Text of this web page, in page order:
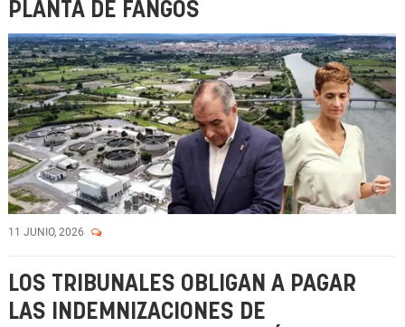
PLANTA DE FANGOS
11 JUNIO, 2026
LOS TRIBUNALES OBLIGAN A PAGAR
LAS INDEMNIZACIONES DE